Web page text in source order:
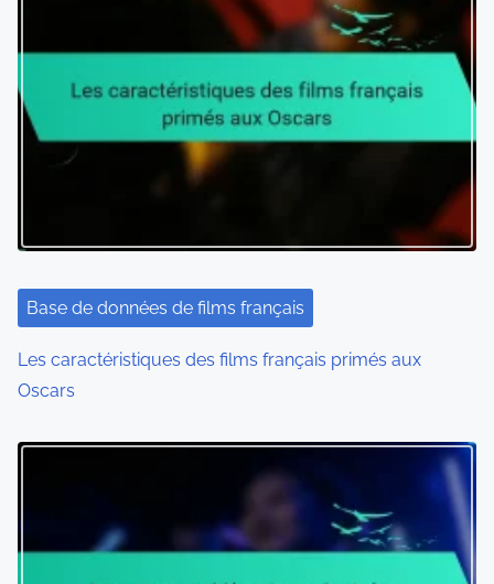
i
g
i
oBase de données de films français
Les caractéristiques des films français primés aux
Oscars